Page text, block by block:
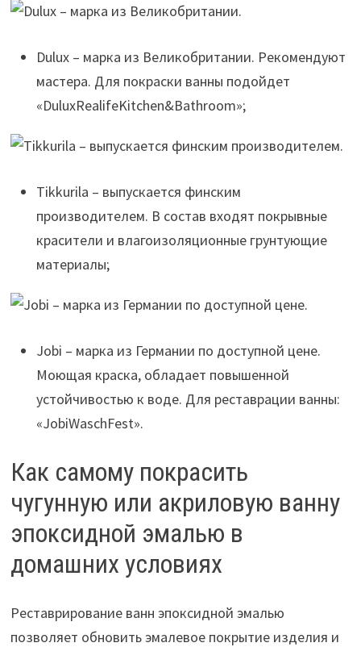
Dulux – марка из Великобритании. Рекомендуют
мастера. Для покраски ванны подойдет
«DuluxRealifeKitchen&Bathroom»;
Tikkurila – выпускается финским
производителем. В состав входят покрывные
красители и влагоизоляционные грунтующие
материалы;
Jobi – марка из Германии по доступной цене.
Моющая краска, обладает повышенной
устойчивостью к воде. Для реставрации ванны:
«JobiWaschFest».
Как самому покрасить
чугунную или акриловую ванну
эпоксидной эмалью в
домашних условиях
Реставрирование ванн эпоксидной эмалью
позволяет обновить эмалевое покрытие изделия и